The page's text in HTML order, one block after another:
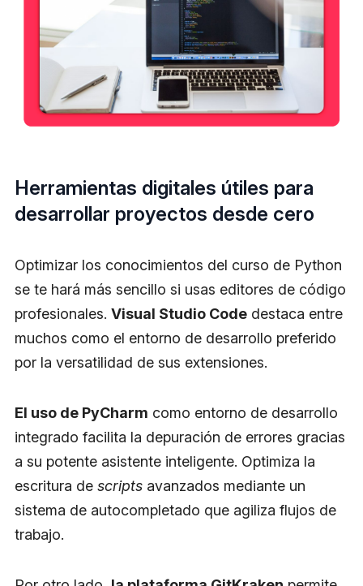
Herramientas digitales útiles para
desarrollar proyectos desde cero
Optimizar los conocimientos del curso de Python
se te hará más sencillo si usas editores de código
profesionales. Visual Studio Code destaca entre
muchos como el entorno de desarrollo preferido
por la versatilidad de sus extensiones.
El uso de PyCharm como entorno de desarrollo
integrado facilita la depuración de errores gracias
a su potente asistente inteligente. Optimiza la
escritura de scripts avanzados mediante un
sistema de autocompletado que agiliza flujos de
trabajo.